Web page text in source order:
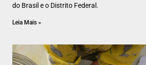
do Brasil e o Distrito Federal.
Leia Mais »